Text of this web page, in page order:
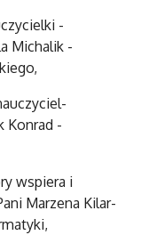
-
Michalik -
Konrad -
wspiera i
Marzena Kilar-